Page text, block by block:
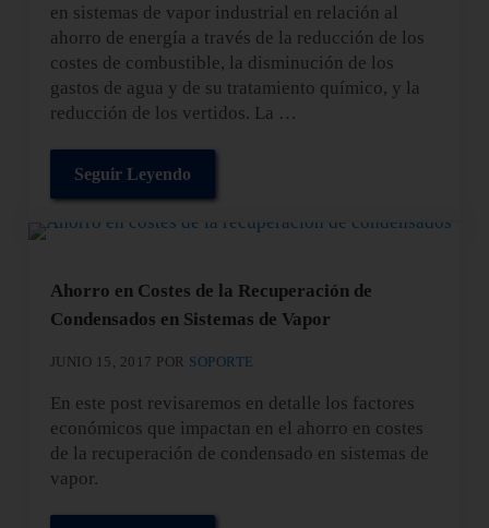
en sistemas de vapor industrial en relación al
ahorro de energía a través de la reducción de los
costes de combustible, la disminución de los
gastos de agua y de su tratamiento químico, y la
reducción de los vertidos. La …
Seguir LeyendoEjemplo de Amortización de la recuperación de
Ahorro en Costes de la Recuperación de
Condensados en Sistemas de Vapor
JUNIO 15, 2017 POR SOPORTE
En este post revisaremos en detalle los factores
económicos que impactan en el ahorro en costes
de la recuperación de condensado en sistemas de
vapor.